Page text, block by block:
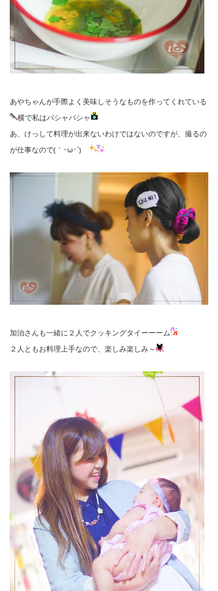
あやちゃんが手際よく美味しそうなものを作ってくれている
横で私はパシャパシャ
あ、けっして料理が出来ないわけではないのですが、撮るの
が仕事なので(｀･ω･´)ゞ
加治さんも一緒に２人でクッキングタイーーーム
２人ともお料理上手なので、楽しみ楽しみ～